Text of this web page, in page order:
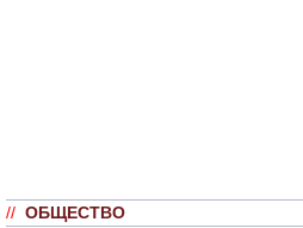
// ОБЩЕСТВО